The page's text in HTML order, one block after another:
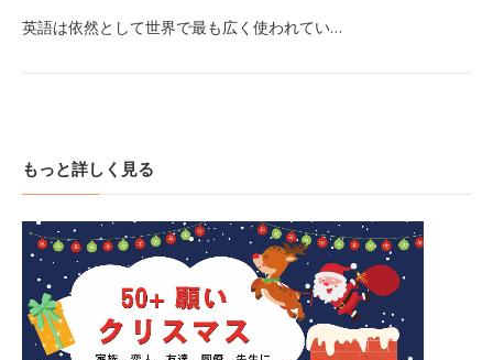
英語は依然として世界で最も広く使われてい…
もっと詳しく見る